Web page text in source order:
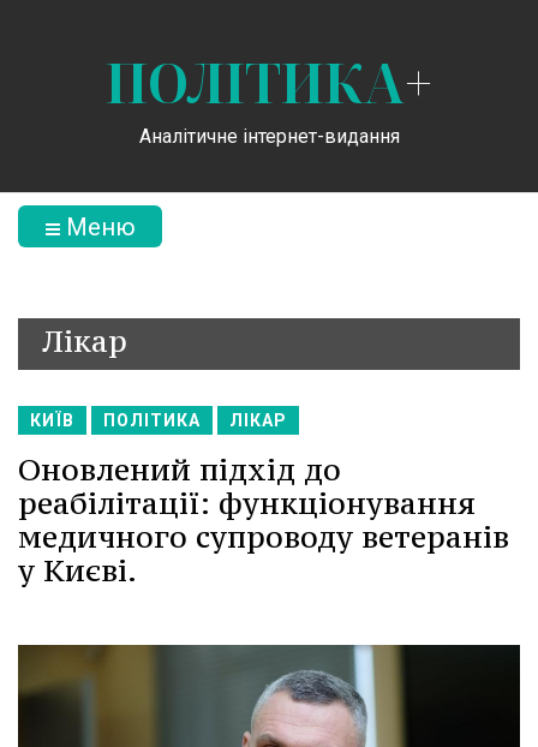
ПОЛІТИКА+
Аналітичне інтернет-видання
Меню
Лікар
КИЇВ ПОЛІТИКА ЛІКАР
Оновлений підхід до
реабілітації: функціонування
медичного супроводу ветеранів
у Києві.